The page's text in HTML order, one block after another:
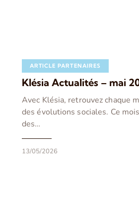
ARTICLE PARTENAIRES
Klésia Actualités – mai
Avec Klésia, retrouvez chaque
des évolutions sociales. Ce
des…
13/05/2026